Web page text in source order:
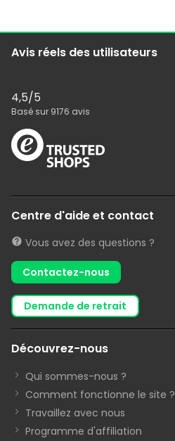
Avis réels des utilisateurs
4,5/5
Basé sur 9176 avis
Centre d'aide et contact
Vous avez des questions ?
Contactez-nous
demande de retrait
Découvrez-nous
Qui sommes-nous ?
Comment fonctionne le site ?
Travaillez avec nous
Programme d'affiliation